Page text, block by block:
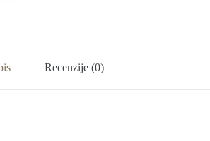
Recenzije (0)